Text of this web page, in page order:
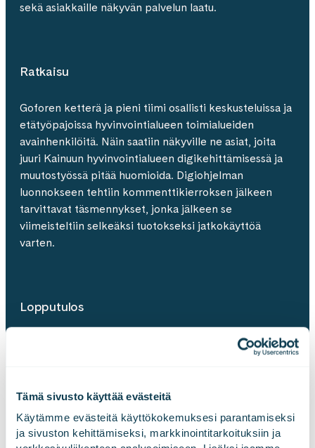
Tämä sivusto käyttää evästeitä
Käytämme evästeitä käyttökokemuksesi parantamiseksi
ja sivuston kehittämiseksi, markkinointitarkoituksiin ja
sekä asiakkaille näkyvän palvelun laatu.
Ratkaisu
Goforen ketterä ja pieni tiimi osallisti keskusteluissa ja
etätyöpajoissa hyvinvointialueen toimialueiden
avainhenkilöitä. Näin saatiin näkyville ne asiat, joita
juuri Kainuun hyvinvointialueen digikehittämisessä ja
muutostyössä pitää huomioida. Digiohjelman
luonnokseen tehtiin kommenttikierroksen jälkeen
tarvittavat täsmennykset, jonka jälkeen se
viimeisteltiin selkeäksi tuotokseksi jatkokäyttöä
varten.
Lopputulos
Valmis digiohjelma on johtamisen työkalu, joka antaa
suunnan ja yhteisen kielen Kainuun hyvinvointialueen
siirtymään pistemäisestä kehittämisestä
kokonaiskuvan huomioivaan malliin, joka parantaa
kustannustehokkuutta ja tiedolla johtamista.
Konkretian tasolle vietynä ohjelma parantaa palvelua